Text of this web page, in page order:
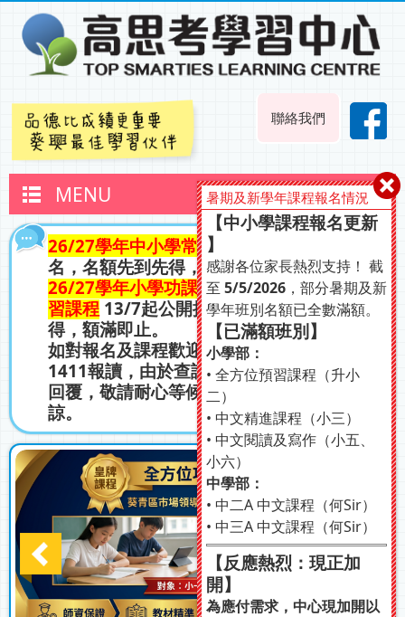
暑期及新學年課程報名情況
【中小學課程報名更新
】
感謝各位家長熱烈支持！ 截
至 5/5/2026 ，部分暑期及新
學年班別名額已全數滿額。
【已滿額班別】
小學部：
• 全方位預習課程（升小
二）
• 中文精進課程（小三）
• 中文閱讀及寫作（小五、
小六）
中學部：
• 中二A 中文課程（何Sir）
• 中三A 中文課程（何Sir）
【反應熱烈：現正加
開】
為應付需求，中心現加開以
聯絡我們
MENU
26/27學年中小學常規課程
名，名額先到先得，額滿即止。
26/27學年小學功課輔導課程、初中功課研
習課程 13/7起公開接受報名，名額先到先
得，額滿即止。
如對報名及課程歡迎透過Whatsapp 6644-
1411報讀，由於查詢人數眾多，若未能即時
回覆，敬請耐心等候，不便之處，敬請見
諒。